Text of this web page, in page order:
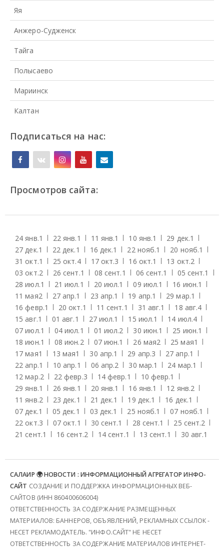
Яя
Анжеро-Судженск
Тайга
Полысаево
Мариинск
Калтан
Подписаться на нас:
Просмотров сайта:
24 янв.1 22 янв.1 11 янв.1 10 янв.1 29 дек.1
27 дек.1 22 дек.1 16 дек.1 22 нояб.1 20 нояб.1
31 окт.1 25 окт.4 17 окт.3 16 окт.1 13 окт.2
03 окт.2 26 сент.1 08 сент.1 06 сент.1 05 сент.1
28 июл.1 21 июл.1 20 июл.1 09 июл.1 16 июн.1
11 мая2 27 апр.1 23 апр.1 19 апр.1 29 мар.1
16 февр.1 20 окт.1 11 сент.1 31 авг.1 18 авг.4
15 авг.1 01 авг.1 27 июл.1 15 июл.1 14 июл.4
07 июл.1 04 июл.1 01 июл.2 30 июн.1 25 июн.1
18 июн.1 08 июн.2 07 июн.1 26 мая2 25 мая1
17 мая1 13 мая1 30 апр.1 29 апр.3 27 апр.1
22 апр.1 10 апр.1 06 апр.2 30 мар.1 24 мар.1
12 мар.2 22 февр.3 14 февр.1 10 февр.1
29 янв.1 26 янв.1 20 янв.1 16 янв.1 12 янв.2
11 янв.2 23 дек.1 21 дек.1 19 дек.1 16 дек.1
07 дек.1 05 дек.1 03 дек.1 25 нояб.1 07 нояб.1
22 окт.3 07 окт.1 30 сент.1 28 сент.1 25 сент.2
21 сент.1 16 сент.2 14 сент.1 13 сент.1 30 авг.1
САЛАИР 🌍 НОВОСТИ : ИНФОРМАЦИОННЫЙ АГРЕГАТОР ИНФО-
САЙТ СОЗДАНИЕ И ПОДДЕРЖКА ИНФОРМАЦИОННЫХ ВЕБ-
САЙТОВ (ИНН 860400606004)
ОТВЕТСТВЕННОСТЬ ЗА СОДЕРЖАНИЕ РАЗМЕЩЕННЫХ
МАТЕРИАЛОВ: БАННЕРОВ, ОБЪЯВЛЕНИЙ, РЕКЛАМНЫХ ССЫЛОК -
НЕСЕТ РЕКЛАМОДАТЕЛЬ. "ИНФО.САЙТ" НЕ НЕСЕТ
ОТВЕТСТВЕННОСТЬ ЗА СОДЕРЖАНИЕ МАТЕРИАЛОВ ИНТЕРНЕТ-